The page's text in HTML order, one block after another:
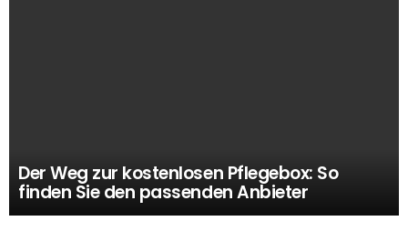
Der Weg zur kostenlosen Pflegebox: So
finden Sie den passenden Anbieter